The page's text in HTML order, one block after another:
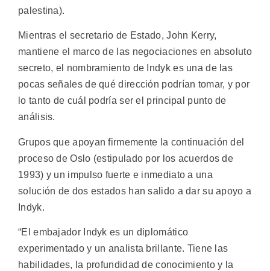
palestina).
Mientras el secretario de Estado, John Kerry,
mantiene el marco de las negociaciones en absoluto
secreto, el nombramiento de Indyk es una de las
pocas señales de qué dirección podrían tomar, y por
lo tanto de cuál podría ser el principal punto de
análisis.
Grupos que apoyan firmemente la continuación del
proceso de Oslo (estipulado por los acuerdos de
1993) y un impulso fuerte e inmediato a una
solución de dos estados han salido a dar su apoyo a
Indyk.
“El embajador Indyk es un diplomático
experimentado y un analista brillante. Tiene las
habilidades, la profundidad de conocimiento y la